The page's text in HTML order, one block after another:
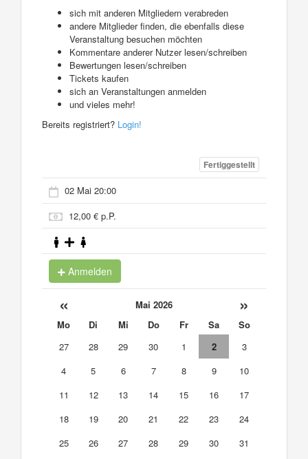
sich mit anderen Mitgliedern verabreden
andere Mitglieder finden, die ebenfalls diese
Veranstaltung besuchen möchten
Kommentare anderer Nutzer lesen/schreiben
Bewertungen lesen/schreiben
Tickets kaufen
sich an Veranstaltungen anmelden
und vieles mehr!
Bereits registriert? Login!
Fertiggestellt
02 Mai 20:00
12,00 € p.P.
Anmelden
« Mai 2026 »
Mo Di Mi Do Fr Sa
So
27
28 29 30 1 2
3
4
5 6 7 8 9
10
11
12 13 14 15 16
17
18
19 20 21 22 23
24
25
26 27 28 29 30
31